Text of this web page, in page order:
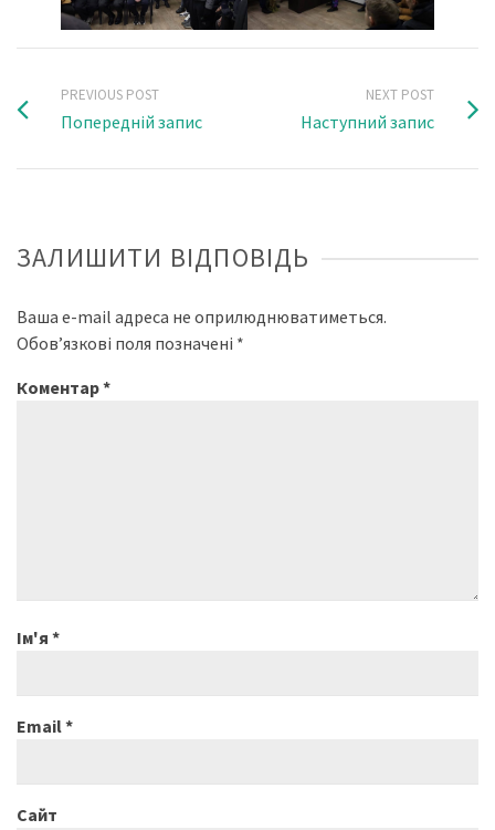
PREVIOUS POST
Попередній запис
NEXT POST
Наступний запис
ЗАЛИШИТИ ВІДПОВІДЬ
Ваша e-mail адреса не оприлюднюватиметься.
Обов’язкові поля позначені *
Коментар*
Ім'я *
Email*
Сайт